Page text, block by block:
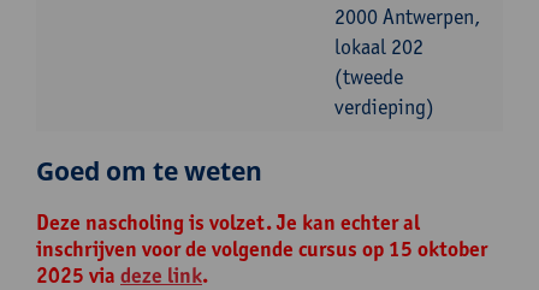
2000 Antwerpen,
lokaal 202
(tweede
verdieping)
Goed om te weten
Deze nascholing is volzet. Je kan echter al
inschrijven voor de volgende cursus op 15 oktober
2025 via deze link.